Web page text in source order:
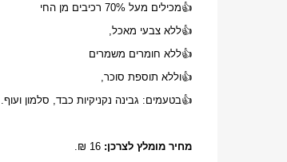
👍מכילים מעל 70% רכיבים מן החי
👍ללא צבעי מאכל,
👍ללא חומרים משמרים
👍וללא תוספת סוכר,
👍בטעמים: גבינה נקניקיות כבד, סלמון ועוף.
מחיר מומלץ לצרכן:16 ₪.